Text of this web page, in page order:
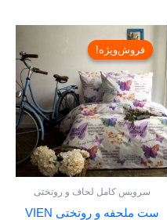
فروش‌ویژه!
فروش‌ویژه!
سرویس کامل لحاف و روتختی
ست ملحفه و روتختی VIEN
بود.
تومان۱۰,۹۲۰,۰۰۰.